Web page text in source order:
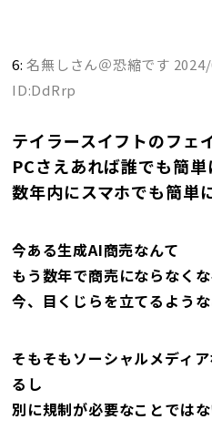
6:名無しさん＠恐縮です
ID:DdRrp
テイラースイフトのフェ
PCさえあれば誰でも簡単
数年内にスマホでも簡単
今ある生成AI商売なんて
もう数年で商売にならなくな
今、目くじらを立てるよう
そもそもソーシャルメディ
るし
別に規制が必要なことでは